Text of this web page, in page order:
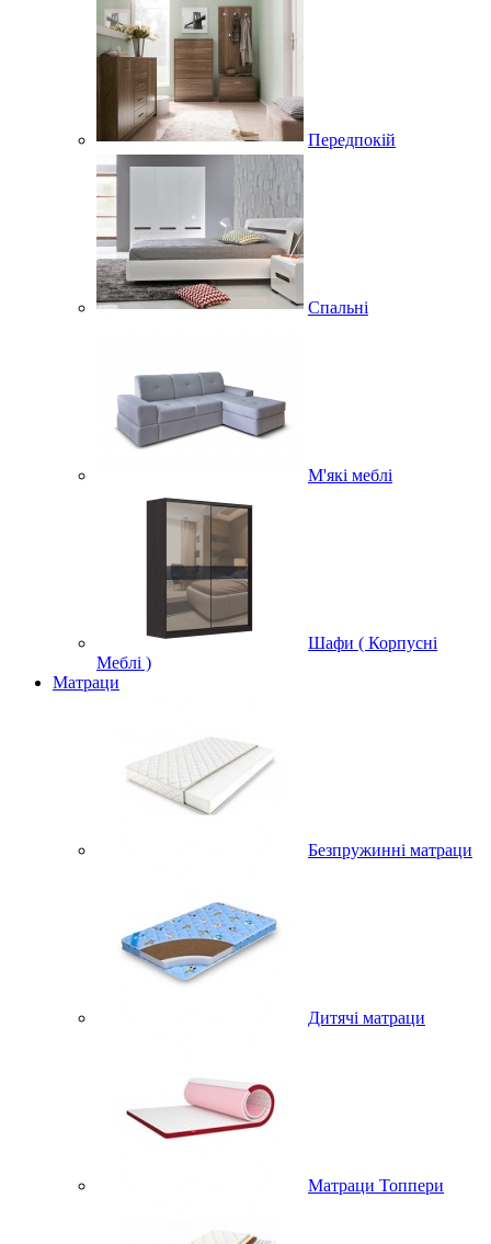
Передпокій
Спальні
М'які меблі
Шафи ( Корпусні
Меблі )
Матраци
Безпружинні матраци
Дитячі матраци
Матраци Топпери